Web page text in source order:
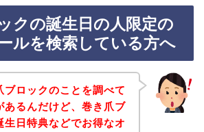
クの誕生日の人限定の
ルを検索している方へ
ブロックのことを調べて
あるんだけど、巻き爪ブ
生日特典などでお得なオ